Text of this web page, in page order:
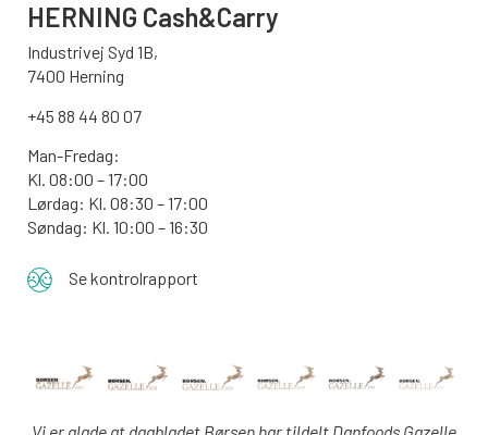
HERNING Cash&Carry
Industrivej Syd 1B,
7400 Herning
+45 88 44 80 07
Man-Fredag:
Kl. 08:00 – 17:00
Lørdag: Kl. 08:30 – 17:00
Søndag: Kl. 10:00 – 16:30
Se kontrolrapport